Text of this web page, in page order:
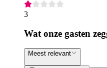
3
Wat onze gasten
Meest relevant